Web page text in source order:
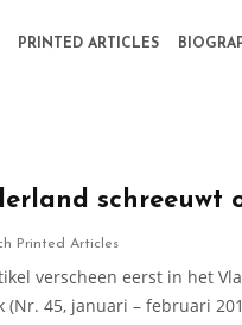
PRINTED ARTICLES
schreeuwt
Printed Articles
verscheen eerst in het
(Nr. 45, januari – februari